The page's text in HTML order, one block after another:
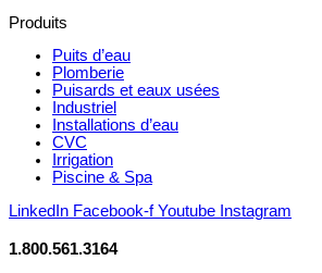
Produits
Puits d’eau
Plomberie
Puisards et eaux usées
Industriel
Installations d’eau
CVC
Irrigation
Piscine & Spa
LinkedIn Facebook-f Youtube Instagram
1.800.561.3164